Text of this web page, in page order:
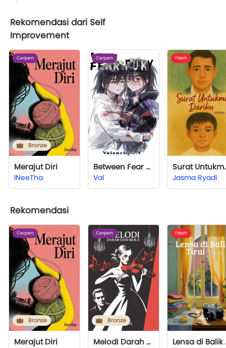
Rekomendasi dari Self
Improvement
Cerpen
Bronze
Merajut Diri
INeeTha
Cerpen
Between Fear and Fury
Val
Flash
Surat
Jasma Ryadi
Rekomendasi
Cerpen
Bronze
Merajut Diri
Cerpen
Bronze
Melodi Darah dan Biola
Flash